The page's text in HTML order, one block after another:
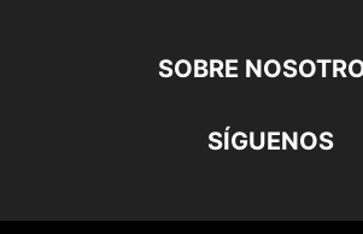
SOBRE
SÍGUENOS